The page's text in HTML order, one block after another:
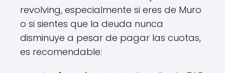
revolving, especialmente si eres de Muro
o si sientes que la deuda nunca
disminuye a pesar de pagar las cuotas,
es recomendable: